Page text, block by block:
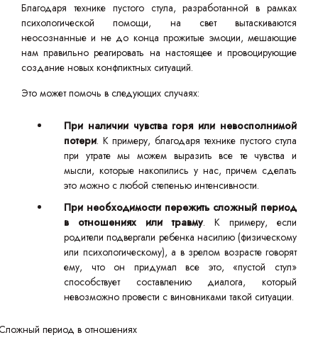
Благодаря технике пустого стула, разработанной в рамках
психологической помощи, на свет вытаскиваются
неосознанные и не до конца прожитые эмоции, мешающие
нам правильно реагировать на настоящее и провоцирующие
создание новых конфликтных ситуаций.
Это может помочь в следующих случаях:
При наличии чувства горя или невосполнимой
потери. К примеру, благодаря технике пустого стула
при утрате мы можем выразить все те чувства и
мысли, которые накопились у нас, причем сделать
это можно с любой степенью интенсивности.
При необходимости пережить сложный период
в отношениях или травму. К примеру, если
родители подвергали ребенка насилию (физическому
или психологическому), а в зрелом возрасте говорят
ему, что он придумал все это, «пустой стул»
способствует составлению диалога, который
невозможно провести с виновниками такой ситуации.